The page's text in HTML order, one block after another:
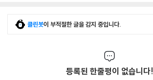
클린봇이 부적절한 글을 감지 중입니다.
등록된 한줄평이 없습니다!